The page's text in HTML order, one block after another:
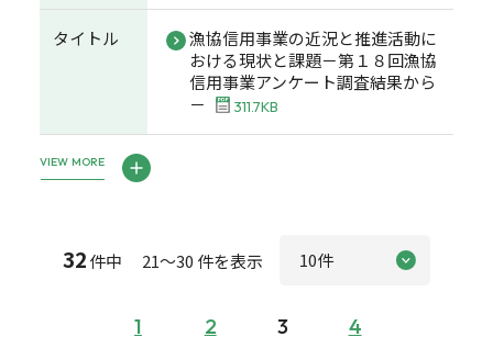
タイトル
漁協信用事業の近況と推進活動に
おける現状と課題－第１８回漁協
信用事業アンケート調査結果から
－
311.7KB
VIEW MORE
32件中 21～30 件を表示
1 2 3 4